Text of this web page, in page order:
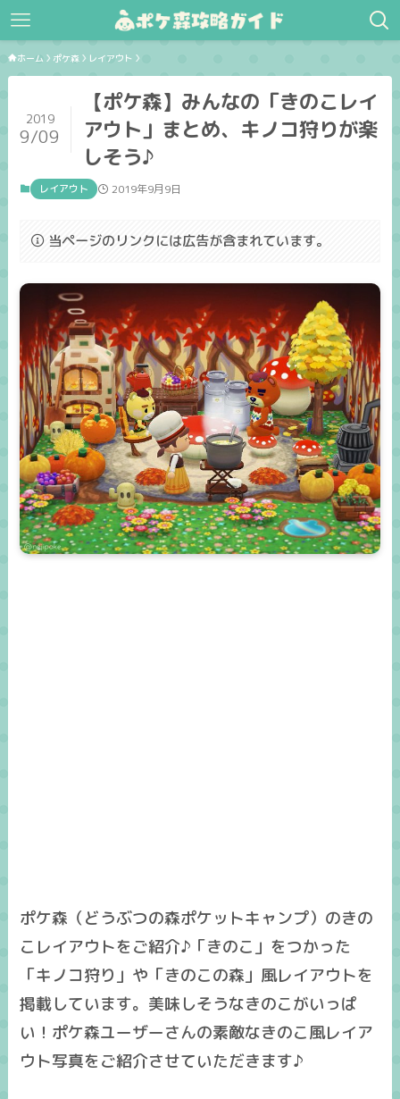
ホーム ポケ森 レイアウト
【ポケ森】みんなの「きのこレイ
アウト」まとめ、キノコ狩りが楽
しそう♪
2019
9/09
レイアウト 2019年9月9日
当ページのリンクには広告が含まれています。
ポケ森（どうぶつの森ポケットキャンプ）のきの
こレイアウトをご紹介♪「きのこ」をつかった
「キノコ狩り」や「きのこの森」風レイアウトを
掲載しています。美味しそうなきのこがいっぱ
い！ポケ森ユーザーさんの素敵なきのこ風レイア
ウト写真をご紹介させていただきます♪